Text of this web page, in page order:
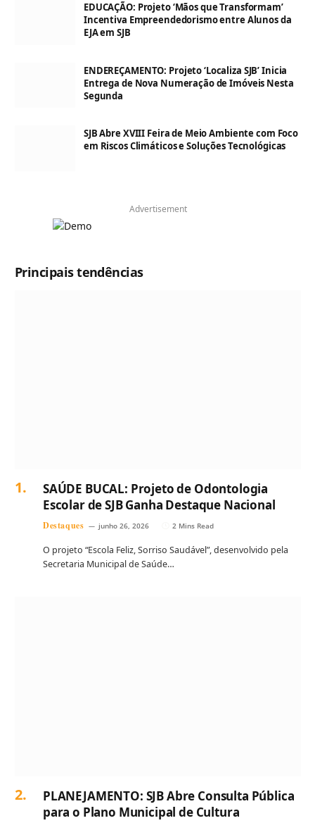
EDUCAÇÃO: Projeto ‘Mãos que Transformam’
Incentiva Empreendedorismo entre Alunos da
EJA em SJB
ENDEREÇAMENTO: Projeto ‘Localiza SJB’ Inicia
Entrega de Nova Numeração de Imóveis Nesta
Segunda
SJB Abre XVIII Feira de Meio Ambiente com Foco
em Riscos Climáticos e Soluções Tecnológicas
Advertisement
Principais tendências
SAÚDE BUCAL: Projeto de Odontologia
Escolar de SJB Ganha Destaque Nacional
Destaques junho 26, 2026 2 Mins Read
O projeto “Escola Feliz, Sorriso Saudável”, desenvolvido pela
Secretaria Municipal de Saúde…
PLANEJAMENTO: SJB Abre Consulta Pública
para o Plano Municipal de Cultura